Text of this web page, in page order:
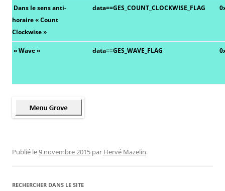
Dans le sens anti-
horaire « Count
Clockwise »
data==GES_COUNT_CLOCKWISE_FLAG
« Wave » data==GES_WAVE_FLAG
Publié le9 novembre 2015 par Hervé Mazelin.
RECHERCHER DANS LE SITE